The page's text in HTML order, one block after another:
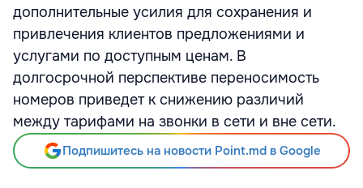
дополнительные усилия для сохранения и
привлечения клиентов предложениями и
услугами по доступным ценам. В
долгосрочной перспективе переносимость
номеров приведет к снижению различий
между тарифами на звонки в сети и вне сети.
Подпишитесь на новости Point.md в Google